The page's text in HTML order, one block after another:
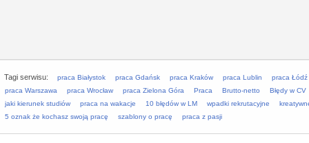
Tagi serwisu: praca Białystok praca Gdańsk praca Kraków praca Lublin
praca Łódź
praca Warszawa
praca Wrocław praca Zielona Góra Praca Brutto-netto
Błędy w CV
jaki kierunek studiów
praca na wakacje 10 błędów w LM wpadki rekrutacyjne
5 oznak że kochasz swoją pracę
szablony o pracę praca z pasji